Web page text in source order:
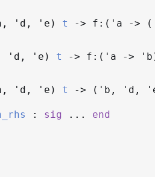
, 'd , 'e ) t -> f:( 'a -> (
'd , 'e ) t -> f:( 'a -> 'b
, 'd , 'e ) t -> ( 'b , 'd ,
: sig ... end